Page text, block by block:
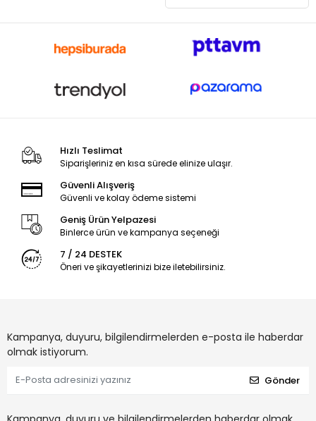
Hızlı Teslimat
Siparişleriniz en kısa sürede elinize ulaşır.
Güvenli Alışveriş
Güvenli ve kolay ödeme sistemi
Geniş Ürün Yelpazesi
Binlerce ürün ve kampanya seçeneği
7 / 24 DESTEK
Öneri ve şikayetlerinizi bize iletebilirsiniz.
Kampanya, duyuru, bilgilendirmelerden e-posta ile haberdar
olmak istiyorum.
Gönder